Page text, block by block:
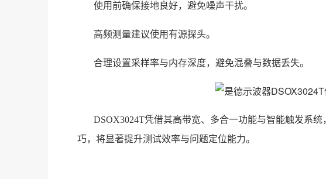
使用前确保接地良好，避免噪声干扰。
高频测量建议使用有源探头。
合理设置采样率与内存深度，避免混叠与数据丢失。
DSOX3024T凭借其高带宽、多合一功能与智能触发系
巧，将显著提升测试效率与问题定位能力。